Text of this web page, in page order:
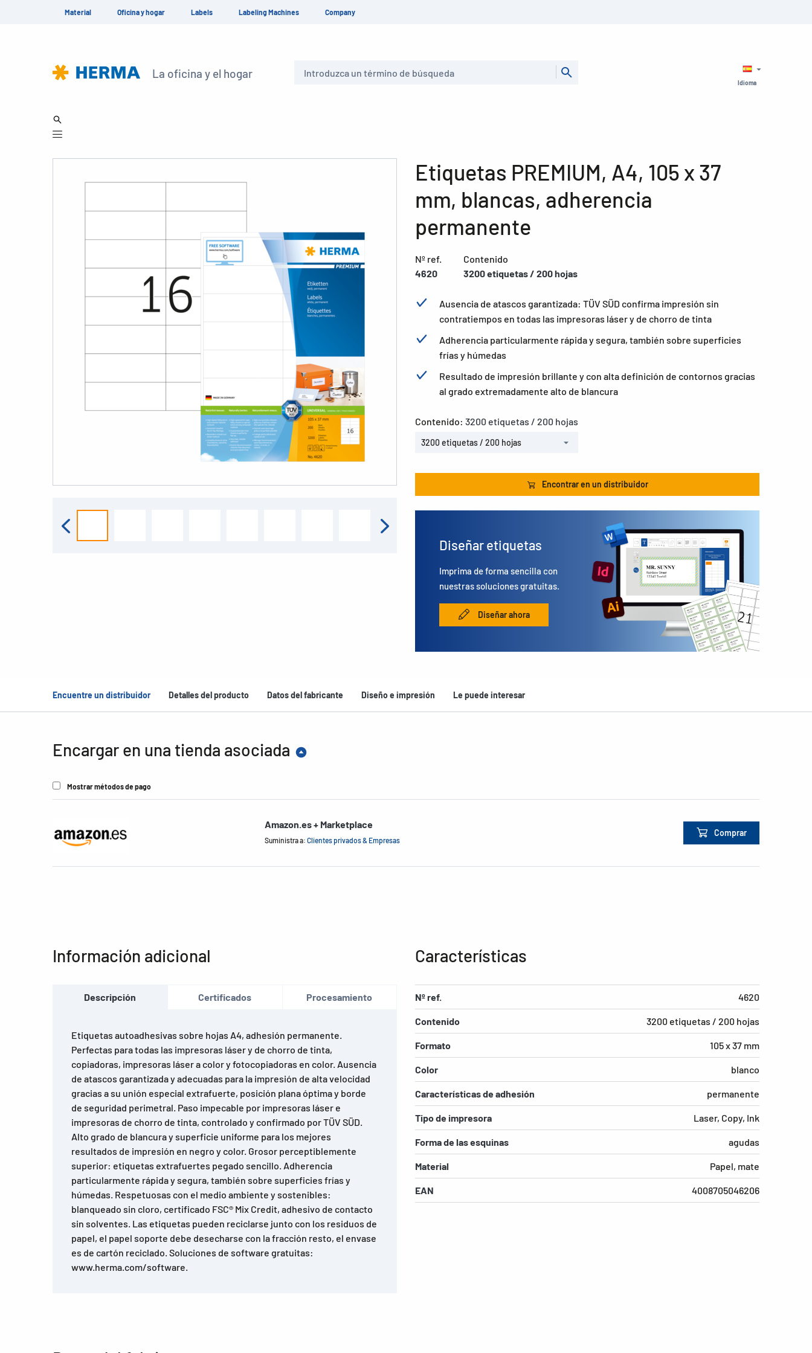
Material Oficina y hogar Labels Labeling Machines Company
La oficina y el hogar
Idioma
Etiquetas PREMIUM, A4, 105 x 37
mm, blancas, adherencia
permanente
Nº ref.
4620
Contenido
3200 etiquetas / 200 hojas
Ausencia de atascos garantizada: TÜV SÜD confirma impresión sin
contratiempos en todas las impresoras láser y de chorro de tinta
Adherencia particularmente rápida y segura, también sobre superficies
frías y húmedas
Resultado de impresión brillante y con alta definición de contornos gracias
al grado extremadamente alto de blancura
Contenido: 3200 etiquetas / 200 hojas
3200 etiquetas / 200 hojas
Encontrar en un distribuidor
Diseñar etiquetas
Imprima de forma sencilla con
nuestras soluciones gratuitas.
Diseñar ahora
Encuentre un distribuidor Detalles del producto Datos del fabricante Diseño e impresión Le puede interesar
Encargar en una tienda asociada
Mostrar métodos de pago
Amazon.es + Marketplace
Suministra a: Clientes privados & Empresas
Comprar
Información adicional
Descripción Certificados Procesamiento
Etiquetas autoadhesivas sobre hojas A4, adhesión permanente.
Perfectas para todas las impresoras láser y de chorro de tinta,
copiadoras, impresoras láser a color y fotocopiadoras en color. Ausencia
de atascos garantizada y adecuadas para la impresión de alta velocidad
gracias a su unión especial extrafuerte, posición plana óptima y borde
de seguridad perimetral. Paso impecable por impresoras láser e
impresoras de chorro de tinta, controlado y confirmado por TÜV SÜD.
Alto grado de blancura y superficie uniforme para los mejores
resultados de impresión en negro y color. Grosor perceptiblemente
superior: etiquetas extrafuertes pegado sencillo. Adherencia
particularmente rápida y segura, también sobre superficies frías y
húmedas. Respetuosas con el medio ambiente y sostenibles:
blanqueado sin cloro, certificado FSC® Mix Credit, adhesivo de contacto
sin solventes. Las etiquetas pueden reciclarse junto con los residuos de
papel, el papel soporte debe desecharse con la fracción resto, el envase
es de cartón reciclado. Soluciones de software gratuitas:
www.herma.com/software.
Características
Nº ref. 4620
Contenido 3200 etiquetas / 200 hojas
Formato 105 x 37 mm
Color blanco
Características de adhesión permanente
Tipo de impresora Laser, Copy, Ink
Forma de las esquinas agudas
Material Papel, mate
EAN 4008705046206